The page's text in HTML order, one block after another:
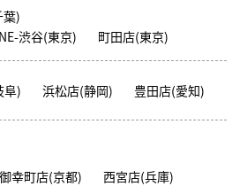
)
渋谷(東京)
町田店(東京)
阜) 浜松店(静岡) 豊田店(愛知)
幸町店(京都)
西宮店(兵庫)